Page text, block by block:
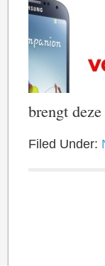
brengt
Filed Under: